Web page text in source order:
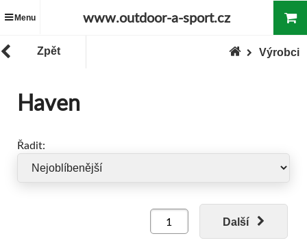
Menu www.outdoor-a-sport.cz
Zpět Výrobci
Haven
Řadit:
Další